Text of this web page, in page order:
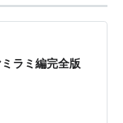
がきを打たせる、
ラミ編完全版